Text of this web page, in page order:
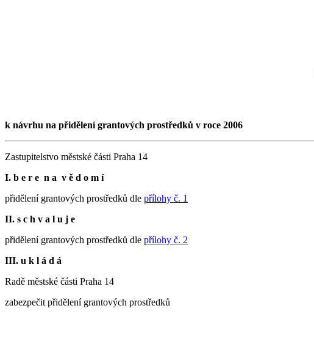
k návrhu na přidělení grantových prostředků v roce 2006
Zastupitelstvo městské části Praha 14
I. b e r e n a v ě d o m í
přidělení grantových prostředků dle přílohy č. 1
II. s c h v a l u j e
přidělení grantových prostředků dle přílohy č. 2
III. u k l á d á
Radě městské části Praha 14
zabezpečit přidělení grantových prostředků